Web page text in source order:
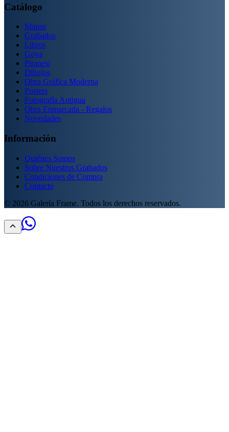
Catálogo
Mapas
Grabados
Libros
Goya
Piranesi
Dibujos
Obra Gráfica Moderna
Posters
Fotografía Antigua
Obra Enmarcada - Regalos
Novedades
Información
Quiénes Somos
Sobre Nuestros Grabados
Condiciones de Compra
Contacto
© 2026 Galería Frame. Todos los derechos reservados.